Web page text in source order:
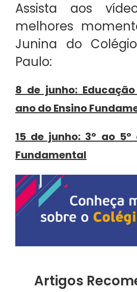
Assista aos
melhores
Junina do
Paulo:
8 de junho:
ano do Ensino
15 de junho: 3º ao 5º
Fundamental
Artigos